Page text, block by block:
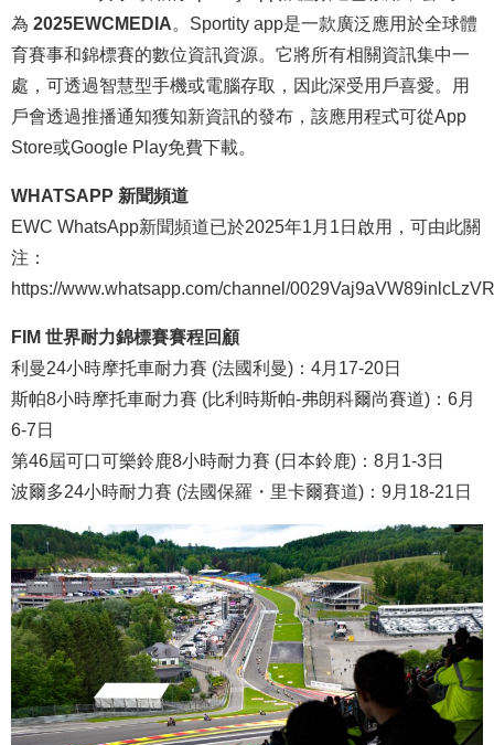
為 2025EWCMEDIA 。Sportity app是一款廣泛應用於全球體
育賽事和錦標賽的數位資訊資源。它將所有相關資訊集中一
處，可透過智慧型手機或電腦存取，因此深受用戶喜愛。用
戶會透過推播通知獲知新資訊的發布，該應用程式可從App
Store或Google Play免費下載。
WHATSAPP 新聞頻道
EWC WhatsApp新聞頻道已於2025年1月1日啟用，可由此關
注：
https://www.whatsapp.com/channel/
FIM 世界耐力錦標賽賽程回顧
利曼24小時摩托車耐力賽 (法國利曼)：4月17-20日
斯帕8小時摩托車耐力賽 (比利時斯帕-弗朗科爾尚賽道)：6月
6-7日
第46屆可口可樂鈴鹿8小時耐力賽 (日本鈴鹿)：8月1-3日
波爾多24小時耐力賽 (法國保羅・里卡爾賽道)：9月18-21日